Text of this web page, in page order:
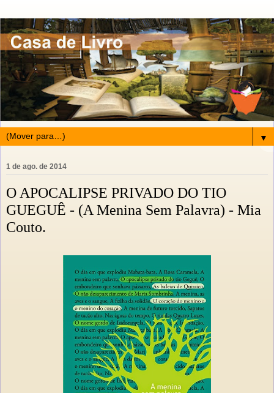
▼
1 de ago. de 2014
O APOCALIPSE PRIVADO DO TIO
GUEGUÊ - (A Menina Sem Palavra) - Mia
Couto.